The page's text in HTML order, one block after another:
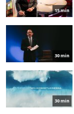
15 min
30 min
30 min